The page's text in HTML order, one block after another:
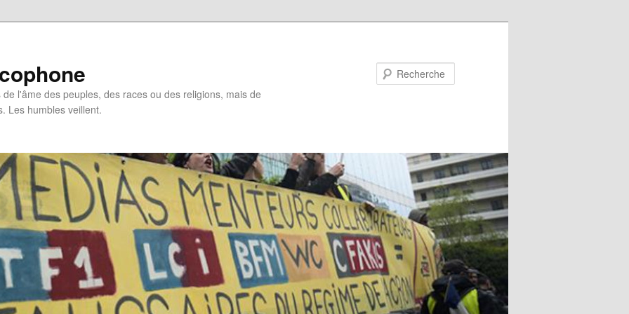
l'âme des peuples, des races ou des religions, mais de
Les humbles veillent.